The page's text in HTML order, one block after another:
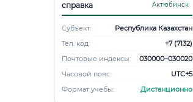
справка
Актюбинск
Субъект:
Республика Казахстан
Тел. код:
+7 (7132)
Почтовые индексы:
030000–030020
Часовой пояс:
UTC+5
Формат учебы:
Дистанционно